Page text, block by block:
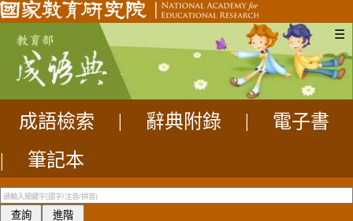
☰
成語檢索 辭典附錄
電子書
|
筆記本